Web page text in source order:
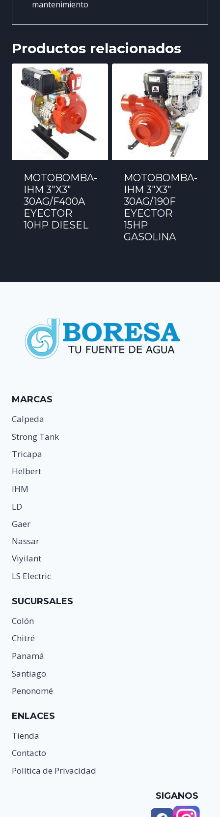
mantenimiento
Productos relacionados
MOTOBOMBA-
IHM 3″X3″
30AG/F400A
EYECTOR
10HP DIESEL
MOTOBOMBA-
IHM 3″X3″
30AG/190F
EYECTOR
15HP
GASOLINA
MARCAS
Calpeda
Strong Tank
Tricapa
Helbert
IHM
LD
Gaer
Nassar
Viyilant
LS Electric
SUCURSALES
Colón
Chitré
Panamá
Santiago
Penonomé
ENLACES
Tienda
Contacto
Política de Privacidad
SIGANOS